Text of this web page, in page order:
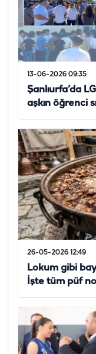
13-06-2026 09:35
Şanlıurfa’da
aşkın öğrenci
26-05-2026 12:49
Lokum gibi
İşte tüm püf